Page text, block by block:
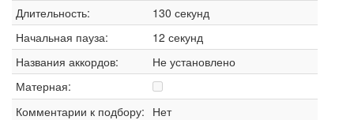
Длительность:
130 секунд
Начальная пауза:
12 секунд
Названия аккордов:
Не установлено
Матерная:
Комментарии к подбору: Нет